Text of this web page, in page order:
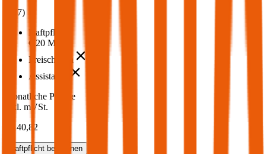
217)
Haftpflicht
€ 20 Mio.
Freischaden
Assistance
Monatliche Prämie
inkl. mVSt.
€ 140,82
Haftpflicht berechnen